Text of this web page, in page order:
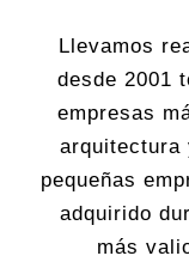
Llevamos
desde 2001
empresas
arquitectura
pequeñas
adquirido
más